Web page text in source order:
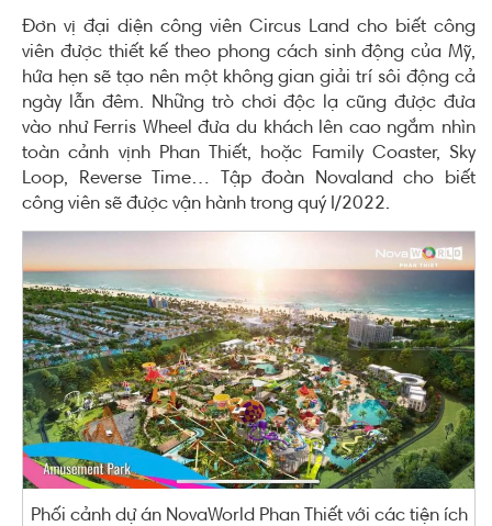
Đơn vị đại diện công viên Circus Land cho biết công
viên được thiết kế theo phong cách sinh động của Mỹ,
hứa hẹn sẽ tạo nên một không gian giải trí sôi động cả
ngày lẫn đêm. Những trò chơi độc lạ cũng được đưa
vào như Ferris Wheel đưa du khách lên cao ngắm nhìn
toàn cảnh vịnh Phan Thiết, hoặc Family Coaster, Sky
Loop, Reverse Time… Tập đoàn Novaland cho biết
công viên sẽ được vận hành trong quý I/2022.
Phối cảnh dự án NovaWorld Phan Thiết với các tiện ích